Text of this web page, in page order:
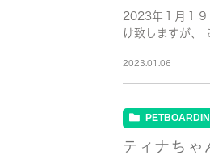
2023年１月１９
け致しますが、
2023.01.06
ティナちゃ